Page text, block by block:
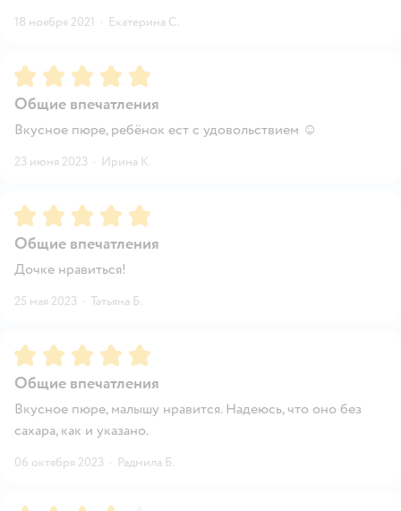
18 ноября 2021 · Екатерина С.
Рейтинг:5
Общие впечатления
Вкусное пюре, ребёнок ест с удовольствием ☺
23 июня 2023 · Ирина К.
Рейтинг:5
Общие впечатления
Дочке нравиться!
25 мая 2023 · Татьяна Б.
Рейтинг:5
Общие впечатления
Вкусное пюре, малышу нравится. Надеюсь, что оно без
сахара, как и указано.
06 октября 2023 · Радмила Б.